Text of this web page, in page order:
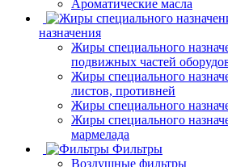
Ароматические масла
назначения
Жиры специального
подвижных частей
Жиры специального
листов, противней
Жиры специального
Жиры специального
мармелада
Фильтры
Воздушные фильтры